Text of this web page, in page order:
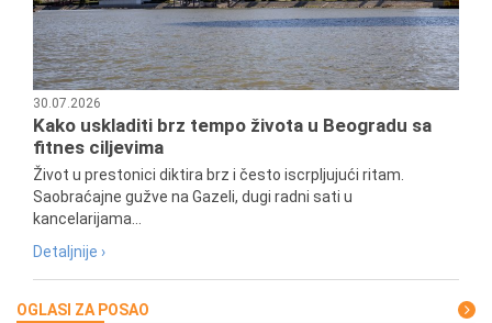
30.07.2026
Kako uskladiti brz tempo života u Beogradu sa
fitnes ciljevima
Život u prestonici diktira brz i često iscrpljujući ritam.
Saobraćajne gužve na Gazeli, dugi radni sati u
kancelarijama...
Detaljnije ›
OGLASI ZA POSAO